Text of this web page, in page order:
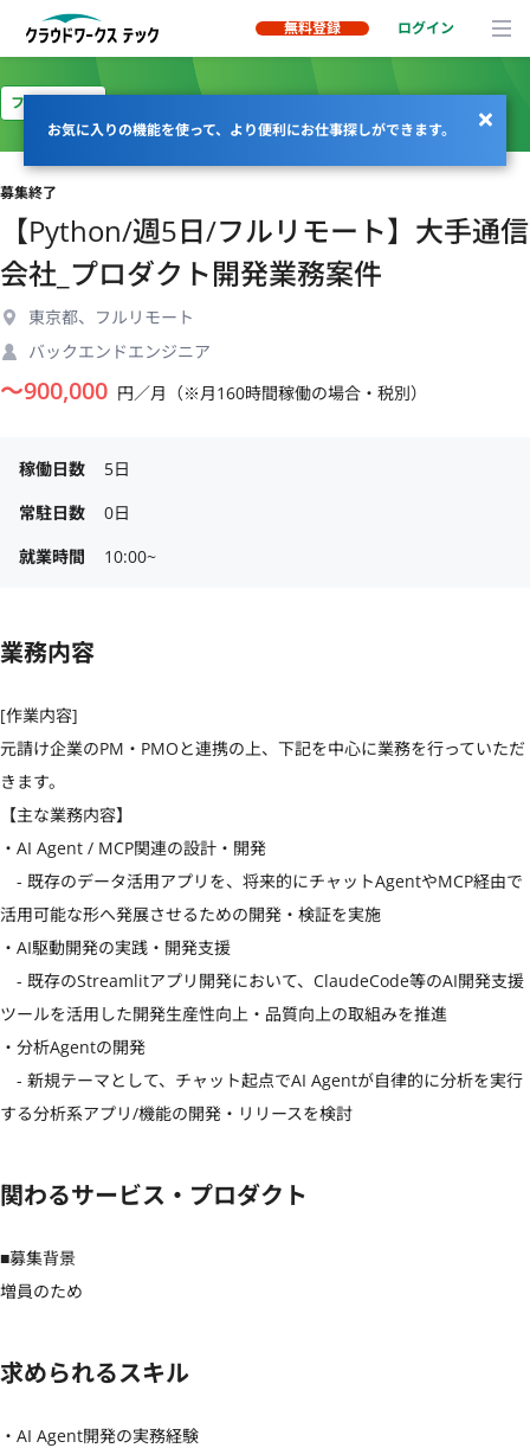
無料登録 ログイン
お気に入りの機能を使って、より便利にお仕事探しができます。
フルリモート
募集終了
【Python/週5日/フルリモート】大手通信
会社_プロダクト開発業務案件
東京都、フルリモート
バックエンドエンジニア
〜900,000 円／月（※月160時間稼働の場合・税別）
稼働日数
5日
常駐日数
0日
就業時間
10:00~
業務内容
[作業内容]
元請け企業のPM・PMOと連携の上、下記を中心に業務を行っていただ
きます。
【主な業務内容】
・AI Agent / MCP関連の設計・開発
- 既存のデータ活用アプリを、将来的にチャットAgentやMCP経由で
活用可能な形へ発展させるための開発・検証を実施
・AI駆動開発の実践・開発支援
- 既存のStreamlitアプリ開発において、ClaudeCode等のAI開発支援
ツールを活用した開発生産性向上・品質向上の取組みを推進
・分析Agentの開発
- 新規テーマとして、チャット起点でAI Agentが自律的に分析を実行
する分析系アプリ/機能の開発・リリースを検討
関わるサービス・プロダクト
■募集背景
増員のため
求められるスキル
・AI Agent開発の実務経験